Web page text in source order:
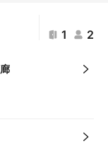
享減HKD50
享減HKD120
1 2